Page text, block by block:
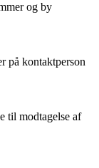
og by
på kontaktperson
til modtagelse af